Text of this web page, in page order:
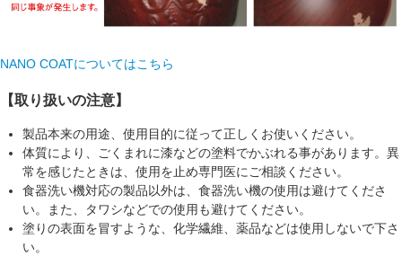
NANO COATについてはこちら
【取り扱いの注意】
製品本来の用途、使用目的に従って正しくお使いください。
体質により、ごくまれに漆などの塗料でかぶれる事があります。異
常を感じたときは、使用を止め専門医にご相談ください。
食器洗い機対応の製品以外は、食器洗い機の使用は避けてくださ
い。また、タワシなどでの使用も避けてください。
塗りの表面を冒すような、化学繊維、薬品などは使用しないで下さ
い。